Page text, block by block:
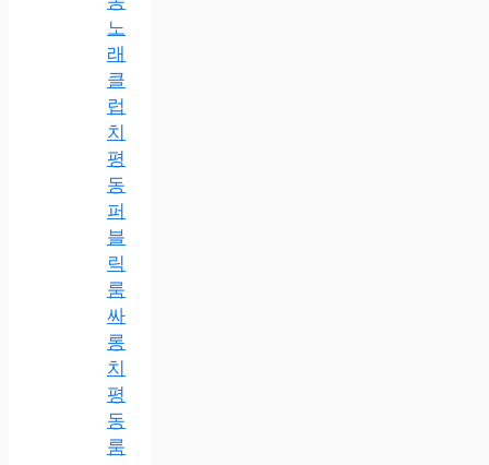
노
래
클
럽
치
평
동
퍼
블
릭
룸
싸
롱
치
평
동
룸